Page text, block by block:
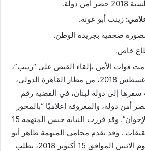
زينب أبو عونة.
صحفية بجريدة الوطن.
خاص.
قوات الأمن بإلقاء القبض على “زينب”،
في منتصف شهر أغسطس 2018، من مطار القاهرة الدولي،
سفرها إلى دولة لبنان، في القضية رقم
لسنة 2018 حصر أمن دولة، والمعروفة إعلاميًا “بالمحور
الإعلامي لجماعة الإخوان”. وقد قررت النيابة حبس المتهمة 15
. وقد تقدم محامي المتهمة طاهر أبو
النصر، في جلسة يوم الاثنين الموافق 15 أكتوبر 2018، بطلب